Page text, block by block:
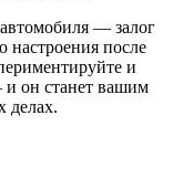
— залог
настроения после
и
он станет вашим
делах.